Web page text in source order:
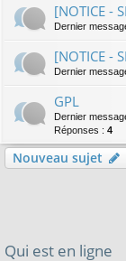
[NOTICE -
Dernier
[NOTICE -
Dernier
GPL
Dernier
Réponses : 4
Nouveau sujet
Qui est en ligne